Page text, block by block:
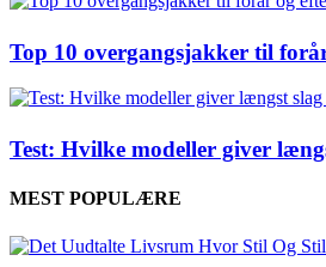
Top 10 overgangsjakker til
Test: Hvilke modeller giver
MEST POPULÆRE